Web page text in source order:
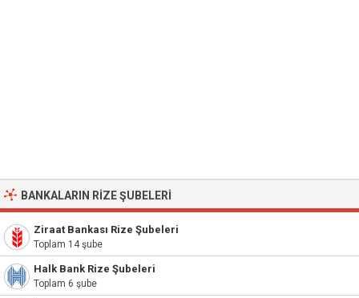
BANKALARIN RIZE ŞUBELERI
Ziraat Bankası Rize Şubeleri
Toplam 14 şube
Halk Bank Rize Şubeleri
Toplam 6 şube